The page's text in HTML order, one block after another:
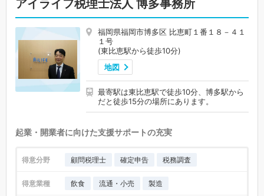
アイライフ税理士法人 博多事務所
福岡県福岡市博多区 比恵町１番１８－４１
１号
(東比恵駅から徒歩10分)
地図
最寄駅は東比恵駅で徒歩10分、博多駅から
だと徒歩15分の場所にあります。
起業・開業者に向けた支援サポートの充実
得意分野 顧問税理士 確定申告 税務調査
得意業種 飲食 流通・小売 製造